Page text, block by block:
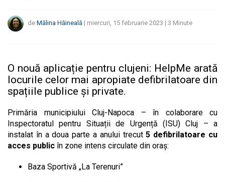
de Mălina Hăineală | miercuri, 15 februarie 2023 | 3 Minute
O nouă aplicație pentru clujeni: HelpMe arată
locurile celor mai apropiate defibrilatoare din
spațiile publice și private.
Primăria municipiului Cluj-Napoca – în colaborare cu
Inspectoratul pentru Situații de Urgență (ISU) Cluj – a
instalat în a doua parte a anului trecut5 defibrilatoare cu
acces public în zone intens circulate din oraș:
Baza Sportivă „La Terenuri”